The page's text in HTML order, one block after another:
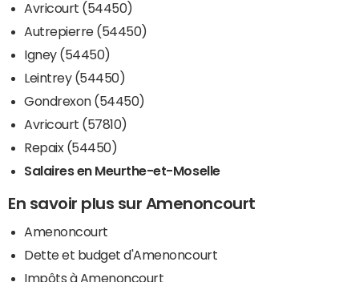
Avricourt (54450)
Autrepierre (54450)
Igney (54450)
Leintrey (54450)
Gondrexon (54450)
Avricourt (57810)
Repaix (54450)
Salaires en Meurthe-et-Moselle
En savoir plus sur Amenoncourt
Amenoncourt
Dette et budget d'Amenoncourt
Impôts à Amenoncourt